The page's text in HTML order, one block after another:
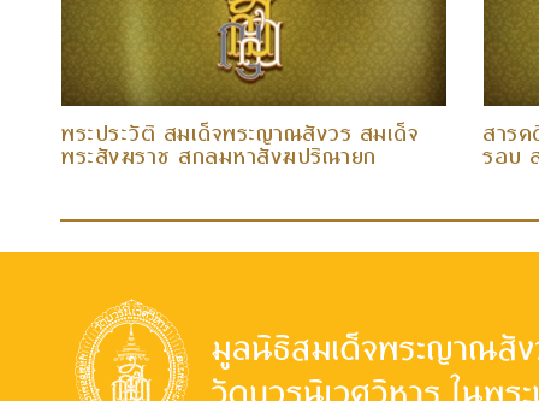
พระประวัติ สมเด็จพระญาณสังวร สมเด็จ
พระสังฆราช สกลมหาสังฆปริณายก
สาร
รอบ